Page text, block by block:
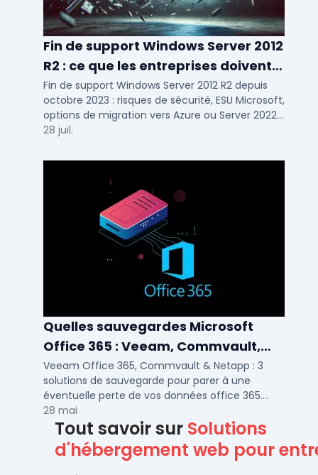
Fin de support Windows Server 2012
R2 : ce que les entreprises doivent
savoir
Fin de support Windows Server 2012 R2 depuis
octobre 2023 : risques de sécurité, ESU Microsoft,
options de migration vers Azure ou Server 2022
pour TPE, PME et ETI.
28 juil.
Quelles sauvegardes Microsoft
Office 365 : Veeam, Commvault,
Netapp
Veeam Office 365, Commvault & Netapp : 3
solutions de sauvegarde pour parer à une
éventuelle perte de vos données office 365.
Voici notre ...
28 mai
Tout savoir sur Solutions
d'hébergement web pour